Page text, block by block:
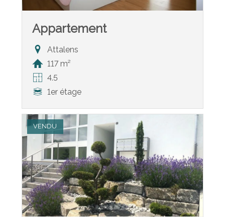
Appartement
Attalens
117 m²
4.5
1er étage
VENDU